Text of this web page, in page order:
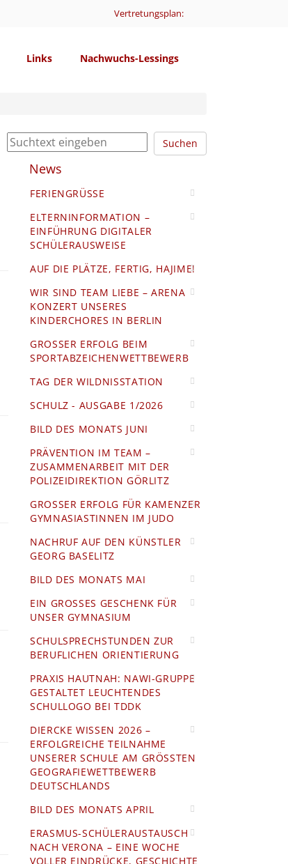
Vertretungsplan:
Links Nachwuchs-Lessings
Suchen
News
FERIENGRÜSSE
ELTERNINFORMATION –
EINFÜHRUNG DIGITALER
SCHÜLERAUSWEISE
AUF DIE PLÄTZE, FERTIG, HAJIME!
WIR SIND TEAM LIEBE – ARENA
KONZERT UNSERES
KINDERCHORES IN BERLIN
GROSSER ERFOLG BEIM S
PORTABZEICHENWETTBEWERB
TAG DER WILDNISSTATION
SCHULZ - AUSGABE 1/2026
BILD DES MONATS JUNI
PRÄVENTION IM TEAM –
ZUSAMMENARBEIT MIT DER
POLIZEIDIREKTION GÖRLITZ
GROSSER ERFOLG FÜR KAMENZER G
YMNASIASTINNEN IM JUDO
NACHRUF AUF DEN KÜNSTLER
GEORG BASELITZ
BILD DES MONATS MAI
EIN GROSSES GESCHENK FÜR U
NSER GYMNASIUM
SCHULSPRECHSTUNDEN ZUR
BERUFLICHEN ORIENTIERUNG
PRAXIS HAUTNAH: NAWI-GRUPPE
GESTALTET LEUCHTENDES
SCHULLOGO BEI TDDK
DIERCKE WISSEN 2026 –
ERFOLGREICHE TEILNAHME
UNSERER SCHULE AM GRÖSSTEN G
EOGRAFIEWETTBEWERB D
EUTSCHLANDS
BILD DES MONATS APRIL
ERASMUS-SCHÜLERAUSTAUSCH
NACH VERONA – EINE WOCHE
VOLLER EINDRÜCKE, GESCHICHTE